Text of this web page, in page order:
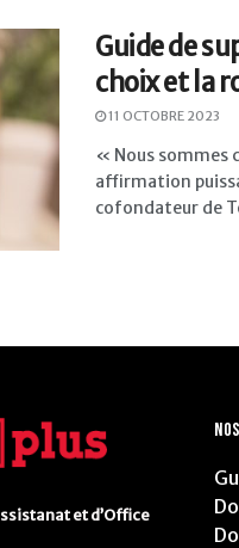
Guide de
choix et la
11 OCTOBRE 2023
« Nous sommes
affirmation
cofondateur de
et d’Office